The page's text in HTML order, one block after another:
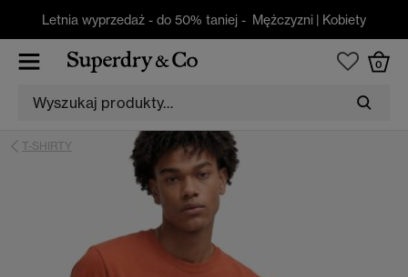
Letnia wyprzedaż - do 50% taniej - Mężczyzni | Kobiety
0
T-SHIRTY